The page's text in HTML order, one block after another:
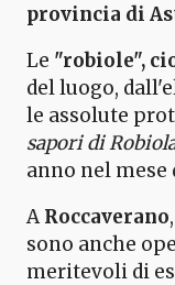
provincia di
Le "robiole",
del luogo,
le assolute
sapori di
anno nel mese
A Roccaverano
sono anche
meritevoli di